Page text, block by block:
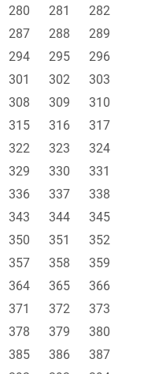
280 281
282
287 288
289
294 295
296
301 302
303
308 309
310
315 316
317
322 323
324
329 330
331
336 337
338
343 344
345
350 351
352
357 358
359
364 365
366
371 372
373
378 379
380
385 386
387